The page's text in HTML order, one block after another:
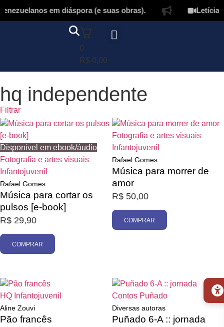
em diáspora (e suas obras). Letícia
0
R$ 0,00
hq independente
Filtrar
Promoção
Disponível em ebook/áudio
Fotografia e artes visuais
Infantojuvenil
Rafael Gomes
Música para cortar os
pulsos [e-book]
R$ 29,90
COMPRAR
Fotografia e artes visuais
Infantojuvenil
Rafael Gomes
Música para morrer de
amor
R$ 50,00
COMPRAR
HQ Infantojuvenil
Aline Zouvi
Pão francês
Contos Puñado
Diversas autoras
Puñado 6-A :: jornada